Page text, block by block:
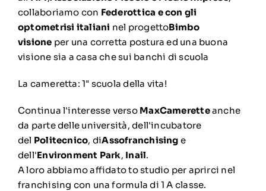
collaboriamo con Federottica e con gli
optometrisi italiani nel progettoBimbo
visione per una corretta postura ed una buona
visione sia a casa che sui banchi di scuola
La cameretta: 1" scuola della vita!
Continua l'interesse verso MaxCameretteanche
da parte delle università, dell'incubatore
del Politecnico, diAssofranchising e
dell'Environment Park, Inail.
A loro abbiamo affidato to studio per aprirci nel
franchising con una formula di 1 A classe.